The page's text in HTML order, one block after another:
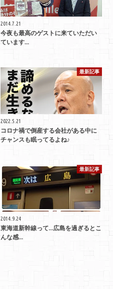
2014.7.21
今夜も最高のゲストに来ていただい
ています...
最新記事
2022.5.21
コロナ禍で倒産する会社がある中に
チャンスも眠ってるよね♪
最新記事
2014.9.24
東海道新幹線って…広島を過ぎるとこ
んな感...